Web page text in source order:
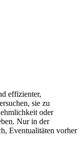
effizienter,
sie zu
oder
Nur in der
Eventualitäten vorher